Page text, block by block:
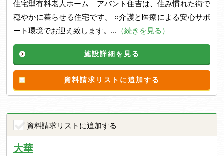
住宅型有料老人ホーム アバント住吉は、住み慣れた街で
穏やかに暮らせる住宅です。 ○介護と医療による安心サポ
ート環境でお迎え致します。... （続きを見る ）
施設詳細を見る
資料請求リストに追加する
資料請求リストに追加する
大華